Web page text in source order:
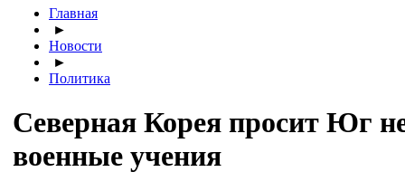
Главная
►
Новости
►
Политика
Северная Корея просит Юг
военные учения